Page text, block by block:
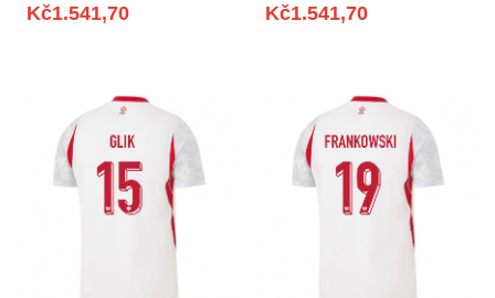
Červená Šedá Domů
Kč1.541,70
Červená Šedá Domů
Kč1.541,70